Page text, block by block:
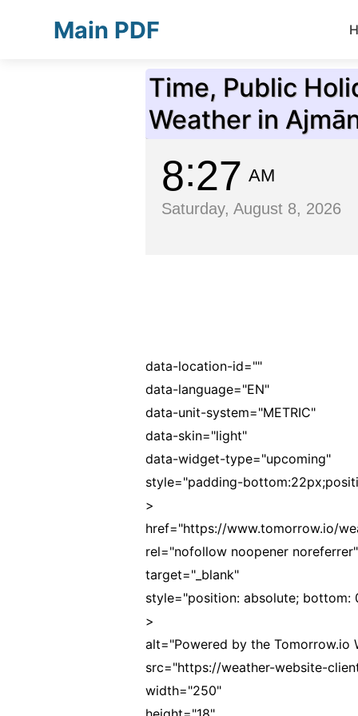
Main PDF
Time, Public
Weather in
8 27 AM
Saturday, August 8, 2026
data-location-id=""
data-language="EN"
data-unit-system="METRIC"
data-skin="light"
data-widget-type="upcoming"
style="padding-
>
href="https://www.tomorrow.io/
rel="nofollow noopener noreferrer"
target="_blank"
style="position: absolute; bottom:
>
alt="Powered by the Tomorrow.io
src="https://weather-website-
width="250"